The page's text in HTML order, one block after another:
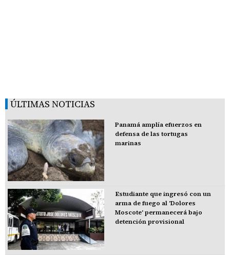
ÚLTIMAS NOTICIAS
Panamá amplía efuerzos en
defensa de las tortugas
marinas
Estudiante que ingresó con un
arma de fuego al 'Dolores
Moscote' permanecerá bajo
detención provisional